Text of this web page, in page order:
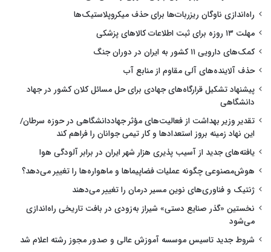
راه‌اندازی ناوگان ریزربات‌ها برای حذف میکروپلاستیک‌ها
مهلت ۱۳ روزه برای ثبت اطلاعات کالاهای پزشکی
کمک‌های دارویی ۱۱ کشور به ایران در دوران جنگ
حذف آلاینده‌های آلی مقاوم از منابع آب
پیشنهاد تشکیل قرارگاه‌های جهادی برای حل مسائل کلان کشور در جهاد
دانشگاهی
تقدیر وزیر بهداشت از فعالیت‌های مؤثر جهاددانشگاهی در حوزه سرطان/
این نهاد زمینه بروز استعدادها و کار تیمی جوانان را فراهم کند
یافته‌های جدید از آسیب پذیری هزار شهر ایران در برابر آلودگی هوا
هوش‌مصنوعی چگونه عملیات فضاپیماها و ماهواره‌ها را تغییر می‌دهد؟
ژنتیک و فناوری‌های نوین مسیر درمان را تغییر می‌دهند
نخستین «گذر صنایع دستی» شیراز به‌زودی در بافت تاریخی راه‌اندازی
می‌شود
شروط جدید تاسیس موسسه آموزش عالی و صدور مجوز رشته اعلام شد